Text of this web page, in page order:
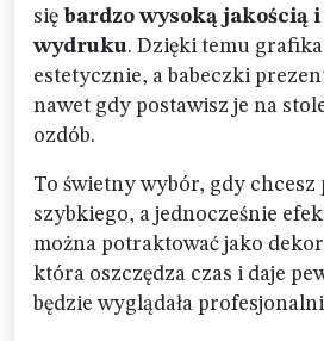
się bardzo wysoką jakością i
wydruku. Dzięki temu
estetycznie, a babeczki
nawet gdy postawisz je na
ozdób.
To świetny wybór, gdy chcesz
szybkiego, a jednocześnie
można potraktować jako
która oszczędza czas i daje
będzie wyglądała